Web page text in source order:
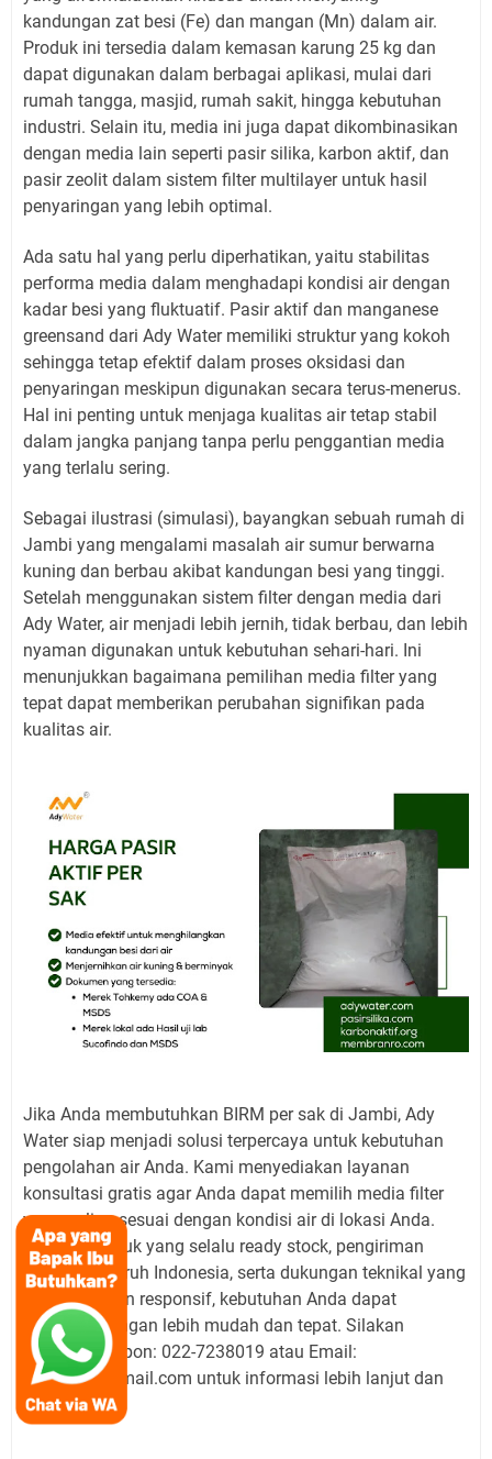
kandungan zat besi (Fe) dan mangan (Mn) dalam air.
Produk ini tersedia dalam kemasan karung 25 kg dan
dapat digunakan dalam berbagai aplikasi, mulai dari
rumah tangga, masjid, rumah sakit, hingga kebutuhan
industri. Selain itu, media ini juga dapat dikombinasikan
dengan media lain seperti pasir silika, karbon aktif, dan
pasir zeolit dalam sistem filter multilayer untuk hasil
penyaringan yang lebih optimal.
Ada satu hal yang perlu diperhatikan, yaitu stabilitas
performa media dalam menghadapi kondisi air dengan
kadar besi yang fluktuatif. Pasir aktif dan manganese
greensand dari Ady Water memiliki struktur yang kokoh
sehingga tetap efektif dalam proses oksidasi dan
penyaringan meskipun digunakan secara terus-menerus.
Hal ini penting untuk menjaga kualitas air tetap stabil
dalam jangka panjang tanpa perlu penggantian media
yang terlalu sering.
Sebagai ilustrasi (simulasi), bayangkan sebuah rumah di
Jambi yang mengalami masalah air sumur berwarna
kuning dan berbau akibat kandungan besi yang tinggi.
Setelah menggunakan sistem filter dengan media dari
Ady Water, air menjadi lebih jernih, tidak berbau, dan lebih
nyaman digunakan untuk kebutuhan sehari-hari. Ini
menunjukkan bagaimana pemilihan media filter yang
tepat dapat memberikan perubahan signifikan pada
kualitas air.
Jika Anda membutuhkan BIRM per sak di Jambi, Ady
Water siap menjadi solusi terpercaya untuk kebutuhan
pengolahan air Anda. Kami menyediakan layanan
konsultasi gratis agar Anda dapat memilih media filter
yang paling sesuai dengan kondisi air di lokasi Anda.
Dengan produk yang selalu ready stock, pengiriman
cepat ke seluruh Indonesia, serta dukungan teknikal yang
informatif dan responsif, kebutuhan Anda dapat
terpenuhi dengan lebih mudah dan tepat. Silakan
hubungi Telepon: 022-7238019 atau Email:
adywater@gmail.com untuk informasi lebih lanjut dan
pemesanan.